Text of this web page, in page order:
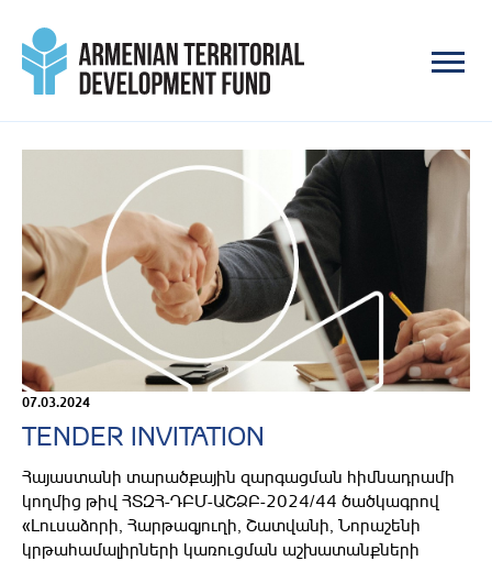
07.03.2024
TENDER INVITATION
Հայաստանի տարածքային զարգացման հիմնադրամի
կողմից թիվ ՀՏԶՀ-ԴԲՄ-ԱՇՁԲ-2024/44 ծածկագրով
«Լուսաձորի, Հարթագյուղի, Շատվանի, Նորաշենի
կրթահամալիրների կառուցման աշխատանքների